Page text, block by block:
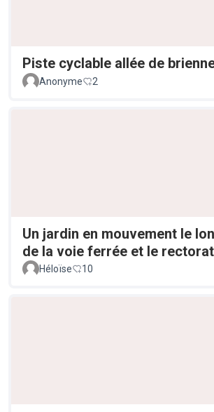
Piste cyclable allée de
Anonyme
2
Un jardin en mouvement le
de la voie ferrée et le rectorat
Héloïse 10